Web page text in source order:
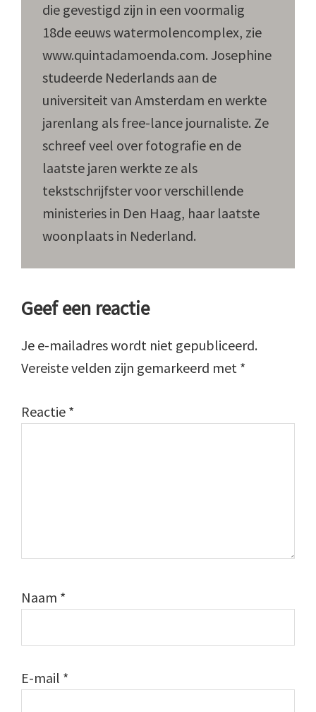
die gevestigd zijn in een voormalig
18de eeuws watermolencomplex, zie
www.quintadamoenda.com. Josephine
studeerde Nederlands aan de
universiteit van Amsterdam en werkte
jarenlang als free-lance journaliste. Ze
schreef veel over fotografie en de
laatste jaren werkte ze als
tekstschrijfster voor verschillende
ministeries in Den Haag, haar laatste
woonplaats in Nederland.
Lees
Interacties
Geef een reactie
Je e-mailadres wordt niet gepubliceerd.
Vereiste velden zijn gemarkeerd met *
Reactie *
Naam *
E-mail *